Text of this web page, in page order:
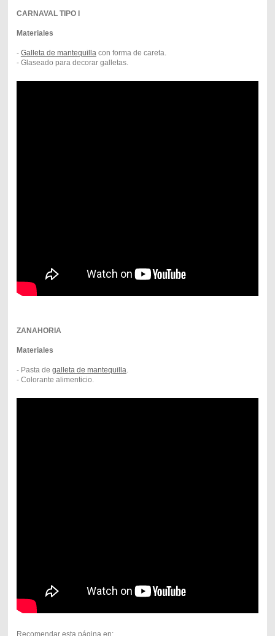
CARNAVAL TIPO I
Materiales
- Galleta de mantequilla con forma de careta.
- Glaseado para decorar galletas.
ZANAHORIA
Materiales
- Pasta de galleta de mantequilla
- Colorante alimenticio.
Recomendar esta página en: